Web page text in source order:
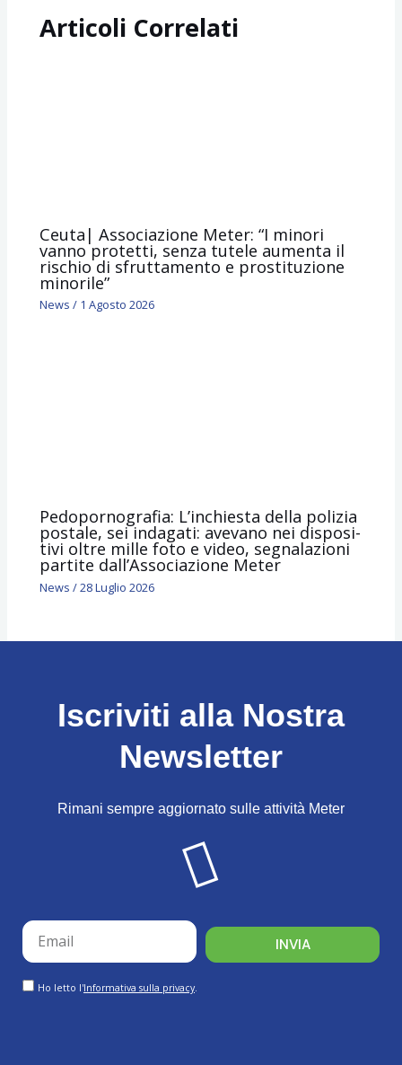
Articoli Correlati
Ceuta| Associazione Meter: “I minori
vanno protetti, senza tutele aumenta il
rischio di sfruttamento e prostituzione
minorile”
News / 1 Agosto 2026
Pedopornografia: L’inchie­sta della poli­zia
postale, sei inda­gati: avevano nei dispo­si­
tivi oltre mille foto e video, segnalazioni
partite dall’Associazione Meter
News /28 Luglio 2026
Iscriviti alla Nostra
Newsletter
Rimani sempre aggiornato sulle attività Meter
email
GDPRHo letto l'Informativa sulla privacy
INVIA